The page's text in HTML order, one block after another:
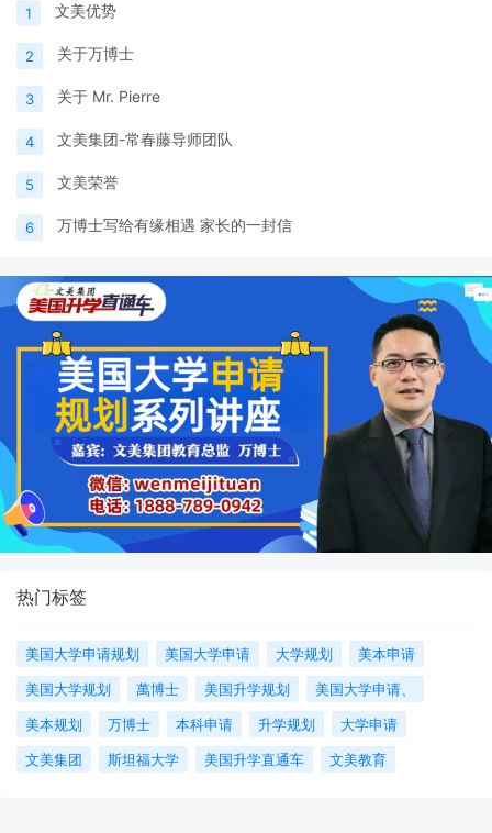
1 文美优势
2 关于万博士
3 关于 Mr. Pierre
4 文美集团-常春藤导师团队
5 文美荣誉
6 万博士写给有缘相遇 家长的一封信
热门标签
美国大学申请规划 美国大学申请 大学规划
美本申请
美国大学规划
萬博士 美国升学规划
美国大学申请、
美本规划
万博士 本科申请 升学规划
大学申请
文美集团
斯坦福大学 美国升学直通车 文美教育